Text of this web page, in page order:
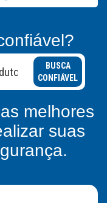
BUSCA
CONFIÁVEL
melhores
suas